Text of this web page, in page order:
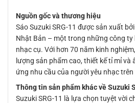
Nguồn gốc và thương hiệu
Sáo Suzuki SRG-11 được sản xuất
Nhật Bản – một trong những công ty
nhạc cụ. Với hơn 70 năm kinh
lượng sản phẩm cao, thiết kế tỉ mỉ và
ứng nhu cầu của người yêu nhạc
Thông tin sản phẩm khác về Suzuki
Suzuki SRG-11 là lựa chọn tuyệt vời